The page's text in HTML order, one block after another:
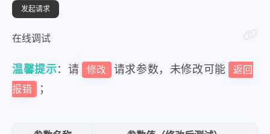
在线调试
温馨提示：请 修改 请求参数，未修改可能
返回
报错
；